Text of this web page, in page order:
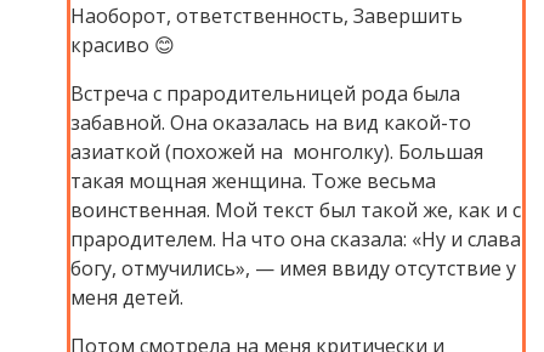
Наоборот, ответственность, Завершить
красиво 😊
Встреча с прародительницей рода была
забавной. Она оказалась на вид какой-то
азиаткой (похожей на монголку). Большая
такая мощная женщина. Тоже весьма
воинственная. Мой текст был такой же, как и с
прародителем. На что она сказала: «Ну и слава
богу, отмучились», — имея ввиду отсутствие у
меня детей.
Потом смотрела на меня критически и